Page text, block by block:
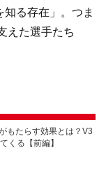
る存在」。つま
えた選手たち
もたらす効果とは？V3
くる【前編】